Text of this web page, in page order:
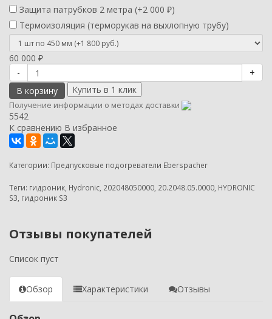
Защита патрубков 2 метра (+2 000 ₽)
Термоизоляция (терморукав на выхлопную трубу)
60 000 ₽
-
+
В корзину
Получение информации о методах доставки
5542
К сравнению В избранное
Категории: Предпусковые подогреватели Eberspacher
Теги: гидроник Hydronic 202048050000 20.2048.05.0000 HYDRONIC
S3 гидроник S3
Отзывы покупателей
Список пуст
Обзор Характеристики Отзывы